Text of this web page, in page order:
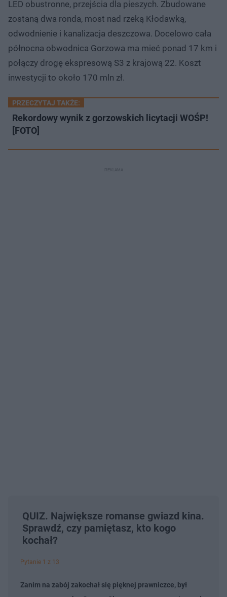
LED obustronne, przejścia dla pieszych. Zbudowane
zostaną dwa ronda, most nad rzeką Kłodawką,
odwodnienie i kanalizacja deszczowa. Docelowo cała
północna obwodnica Gorzowa ma mieć ponad 17 km i
połączy drogę ekspresową S3 z krajową 22. Koszt
inwestycji to około 170 mln zł.
PRZECZYTAJ TAKŻE:
Rekordowy wynik z gorzowskich licytacji WOŚP!
[FOTO]
QUIZ. Największe romanse gwiazd kina.
Sprawdź, czy pamiętasz, kto kogo
kochał?
Pytanie 1 z 13
Zanim na zabój zakochał się pięknej prawniczce, był